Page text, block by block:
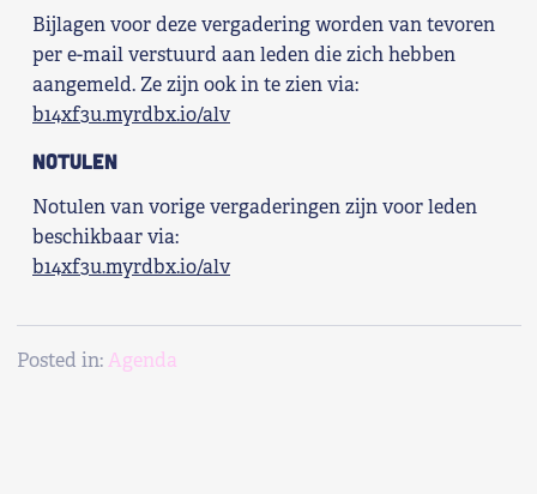
Bijlagen voor deze vergadering worden van tevoren
per e-mail verstuurd aan leden die zich hebben
aangemeld. Ze zijn ook in te zien via:
b14xf3u.myrdbx.io/alv
Notulen
Notulen van vorige vergaderingen zijn voor leden
beschikbaar via:
b14xf3u.myrdbx.io/alv
Posted in:Agenda